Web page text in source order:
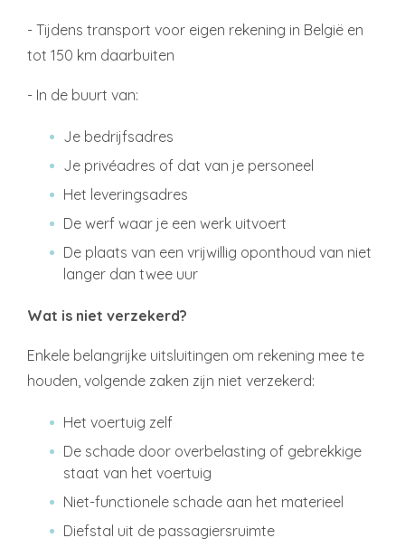
- Tijdens transport voor eigen rekening in België en
tot 150 km daarbuiten
- In de buurt van:
Je bedrijfsadres
Je privéadres of dat van je personeel
Het leveringsadres
De werf waar je een werk uitvoert
De plaats van een vrijwillig oponthoud van niet
langer dan twee uur
Wat is niet verzekerd?
Enkele belangrijke uitsluitingen om rekening mee te
houden, volgende zaken zijn niet verzekerd:
Het voertuig zelf
De schade door overbelasting of gebrekkige
staat van het voertuig
Niet-functionele schade aan het materieel
Diefstal uit de passagiersruimte